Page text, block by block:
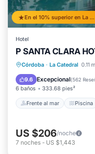
En el 10% superior en La Catedral
Hotel
P SANTA CLARA
Córdoba · La Catedral 0.11
9.6 Excepcional(562
6 baños 333.68 pies²
Frente al mar Piscina
Frente al mar
Balcón/Terraza
US $206/noche
7 noches - US $1,443